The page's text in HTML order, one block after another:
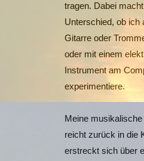
tragen. Dabei
Unterschied, ob ich
Gitarre oder
oder mit einem
Instrument am
experimentiere.
Meine
reicht zurück in die
erstreckt sich über